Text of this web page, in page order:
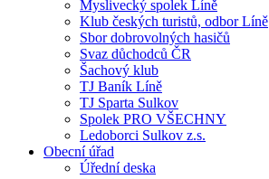
Myslivecký spolek Líně
Klub českých turistů, odbor Líně
Sbor dobrovolných hasičů
Svaz důchodců ČR
Šachový klub
TJ Baník Líně
TJ Sparta Sulkov
Spolek PRO VŠECHNY
Ledoborci Sulkov z.s.
Obecní úřad
Úřední deska